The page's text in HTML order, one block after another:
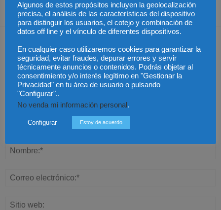
Dejar una respuesta
Algunos de estos propósitos incluyen la geolocalización
precisa, el análisis de las características del dispositivo
para distinguir los usuarios, el cotejo y combinación de
datos off line y el vínculo de diferentes dispositivos.
En cualquier caso utilizaremos cookies para garantizar la
seguridad, evitar fraudes, depurar errores y servir
técnicamente anuncios o contenidos. Podrás objetar al
consentimiento y/o interés legítimo en "Gestionar la
Privacidad" en tu área de usuario o pulsando
"Configurar"..
No venda mi información personal .
Configurar Estoy de acuerdo